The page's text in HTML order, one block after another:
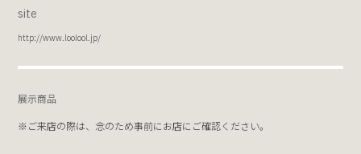
site
http://www.loolool.jp/
展示商品
※ご来店の際は、念のため事前にお店にご確認ください。